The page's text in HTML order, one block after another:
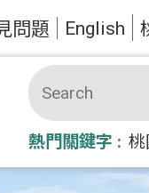
問題 English
熱門關鍵字